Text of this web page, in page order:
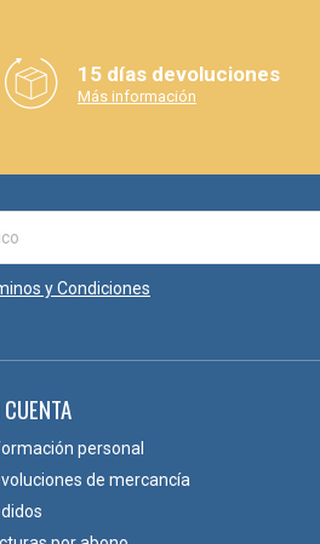
15 días devoluciones
Más información
y Condiciones
personal
de mercancía